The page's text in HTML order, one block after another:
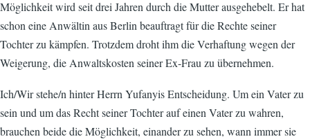
Möglichkeit wird seit drei Jahren durch die Mutter ausgehebelt. Er hat
schon eine Anwältin aus Berlin beauftragt für die Rechte seiner
Tochter zu kämpfen. Trotzdem droht ihm die Verhaftung wegen der
Weigerung, die Anwaltskosten seiner Ex-Frau zu übernehmen.
Ich/Wir stehe/n hinter Herrn Yufanyis Entscheidung. Um ein Vater zu
sein und um das Recht seiner Tochter auf einen Vater zu wahren,
brauchen beide die Möglichkeit, einander zu sehen, wann immer sie